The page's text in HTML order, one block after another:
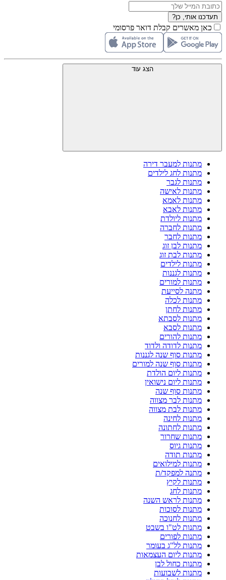
תעדכנו אותי, כן?
כאן מאשרים קבלת דואר פרסומי
הצג עוד
מתנות למעבר דירה
מתנות לחג לילדים
מתנות לגבר
מתנות לאישה
מתנות לאמא
מתנות לאבא
מתנות ליולדת
מתנות לחברה
מתנות לחבר
מתנות לבן זוג
מתנות לבת זוג
מתנות לילדים
מתנות לגננות
מתנות למורים
מתנה לסייעת
מתנות לכלה
מתנות לחתן
מתנות לסבתא
מתנות לסבא
מתנות להורים
מתנות לדודה ולדוד
מתנות סוף שנה לגננות
מתנות סוף שנה למורים
מתנות ליום הולדת
מתנות ליום נישואין
מתנות סוף שנה
מתנות לבר מצווה
מתנות לבת מצווה
מתנות לחינה
מתנות לחתונה
מתנות שחרור
מתנות גיוס
מתנות תודה
מתנות למילואים
מתנה למפקד/ת
מתנות לקיץ
מתנות לחג
מתנות לראש השנה
מתנות לסוכות
מתנות לחנוכה
מתנות לט"ו בשבט
מתנות לפורים
מתנות לל"ג בעומר
מתנות ליום העצמאות
מתנות כחול לבן
מתנות לשבועות